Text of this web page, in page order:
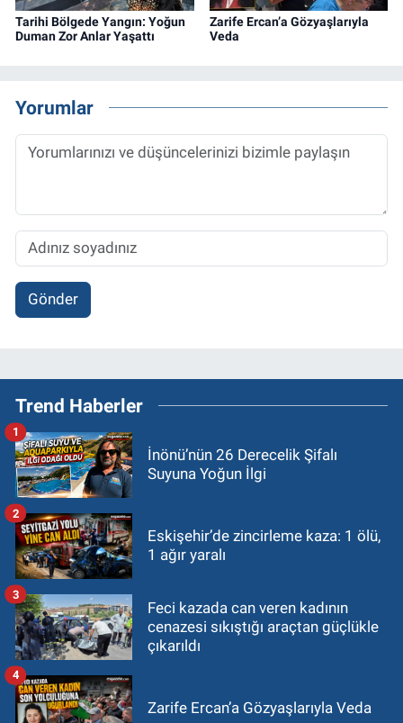
Tarihi Bölgede Yangın: Yoğun
Duman Zor Anlar Yaşattı
Zarife Ercan’a Gözyaşlarıyla
Veda
Yorumlar
Gönder
Trend Haberler
İnönü’nün 26 Derecelik Şifalı
Suyuna Yoğun İlgi
1
Eskişehir’de zincirleme kaza: 1 ölü,
1 ağır yaralı
2
Feci kazada can veren kadının
cenazesi sıkıştığı araçtan güçlükle
çıkarıldı
3
Zarife Ercan’a Gözyaşlarıyla Veda
4